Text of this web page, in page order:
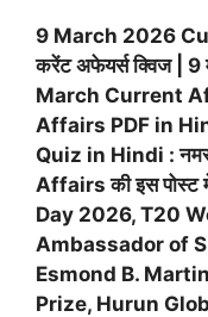
9 March 2026
करेंट अफेयर्स क्विज | 9
March Current
Affairs PDF in
Quiz in Hindi :
Affairs की इस
Day 2026, T20
Ambassador of
Esmond B.
Prize, Hurun